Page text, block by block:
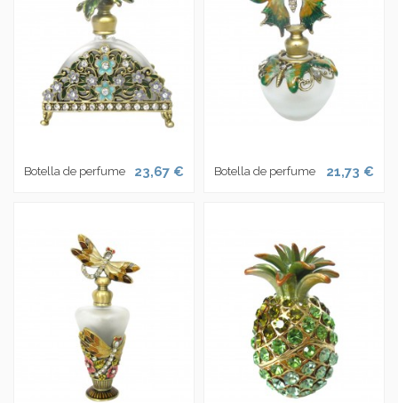
Botella de perfume 23,67 € Botella de perfume 21,73 €